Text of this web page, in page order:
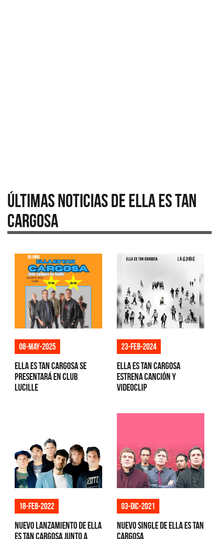
Últimas Noticias de Ella Es Tan
Cargosa
08-may-2025
Ella Es Tan Cargosa se
presentará en Club
Lucille
23-feb-2024
Ella Es Tan Cargosa
estrena canción y
videoclip
18-feb-2022
Nuevo lanzamiento de Ella
es Tan Cargosa junto a
03-dic-2021
Nuevo single de Ella es tan
cargosa